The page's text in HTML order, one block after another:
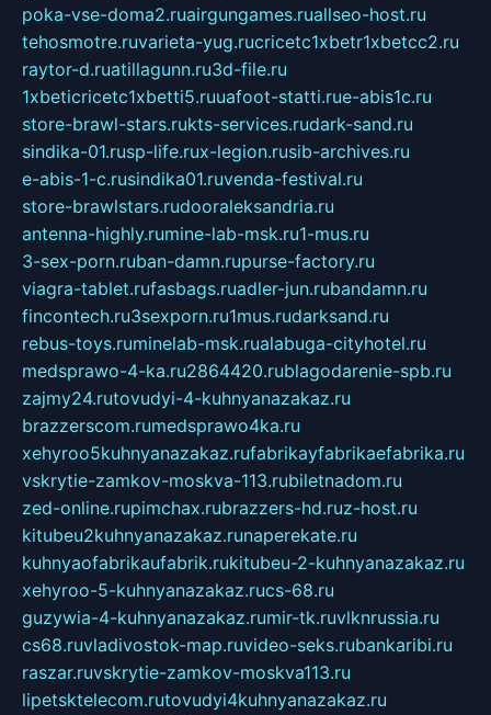
poka-vse-doma2.ruairgungames.ruallseo-host.ru
tehosmotre.ruvarieta-yug.rucricetc1xbetr1xbetcc2.ru
raytor-d.ruatillagunn.ru3d-file.ru
1xbeticricetc1xbetti5.ruuafoot-statti.rue-abis1c.ru
store-brawl-stars.rukts-services.rudark-sand.ru
sindika-01.rusp-life.rux-legion.rusib-archives.ru
e-abis-1-c.rusindika01.ruvenda-festival.ru
store-brawlstars.rudooraleksandria.ru
antenna-highly.rumine-lab-msk.ru1-mus.ru
3-sex-porn.ruban-damn.rupurse-factory.ru
viagra-tablet.rufasbags.ruadler-jun.rubandamn.ru
fincontech.ru3sexporn.ru1mus.rudarksand.ru
rebus-toys.ruminelab-msk.rualabuga-cityhotel.ru
medsprawo-4-ka.ru2864420.rublagodarenie-spb.ru
zajmy24.rutovudyi-4-kuhnyanazakaz.ru
brazzerscom.rumedsprawo4ka.ru
xehyroo5kuhnyanazakaz.rufabrikayfabrikaefabrika.ru
vskrytie-zamkov-moskva-113.rubiletnadom.ru
zed-online.rupimchax.rubrazzers-hd.ruz-host.ru
kitubeu2kuhnyanazakaz.runaperekate.ru
kuhnyaofabrikaufabrik.rukitubeu-2-kuhnyanazakaz.ru
xehyroo-5-kuhnyanazakaz.rucs-68.ru
guzywia-4-kuhnyanazakaz.rumir-tk.ruvlknrussia.ru
cs68.ruvladivostok-map.ruvideo-seks.rubankaribi.ru
raszar.ruvskrytie-zamkov-moskva113.ru
lipetsktelecom.rutovudyi4kuhnyanazakaz.ru